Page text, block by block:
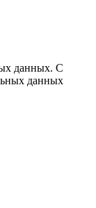
данных. С
данных